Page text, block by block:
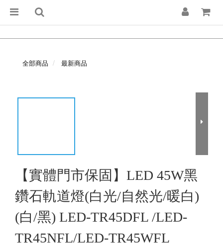
全部商品 最新商品
【實體門市保固】LED 45W黑
鑽石軌道燈(白光/自然光/暖白)
(白/黑) LED-TR45DFL /LED-
TR45NFL/LED-TR45WFL